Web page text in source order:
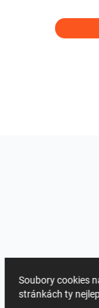
Soubory cookies
stránkách ty